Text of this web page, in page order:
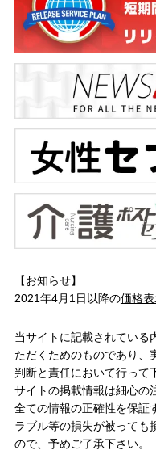
【お知らせ】
2021年4月1日以降の価格
当サイトに記載されている
ただくためのものであり、
判断と責任において行って
サイトの掲載情報は細心の
全ての情報の正確性を保証
ラブル等の損失が被っても
ので、予めご了承下さい。